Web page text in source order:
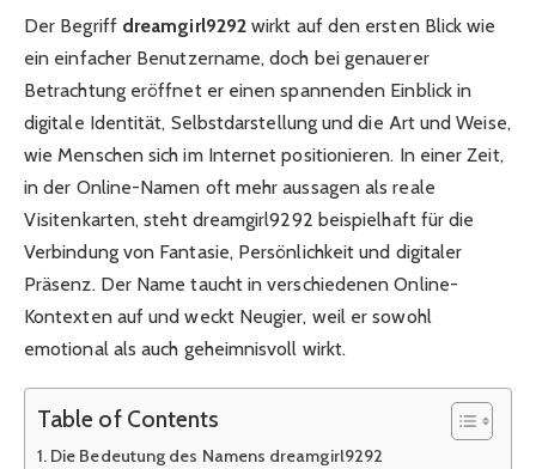
Der Begriff dreamgirl9292 wirkt auf den ersten Blick wie
ein einfacher Benutzername, doch bei genauerer
Betrachtung eröffnet er einen spannenden Einblick in
digitale Identität, Selbstdarstellung und die Art und Weise,
wie Menschen sich im Internet positionieren. In einer Zeit,
in der Online-Namen oft mehr aussagen als reale
Visitenkarten, steht dreamgirl9292 beispielhaft für die
Verbindung von Fantasie, Persönlichkeit und digitaler
Präsenz. Der Name taucht in verschiedenen Online-
Kontexten auf und weckt Neugier, weil er sowohl
emotional als auch geheimnisvoll wirkt.
Table of Contents
Die Bedeutung des Namens dreamgirl9292